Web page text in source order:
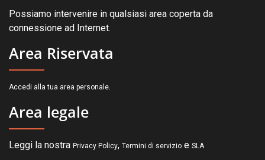
Possiamo intervenire in qualsiasi area coperta da
connessione ad Internet.
Area Riservata
Accedi alla tua area personale.
Area legale
Leggi la nostra Privacy Policy, Termini di servizio e SLA